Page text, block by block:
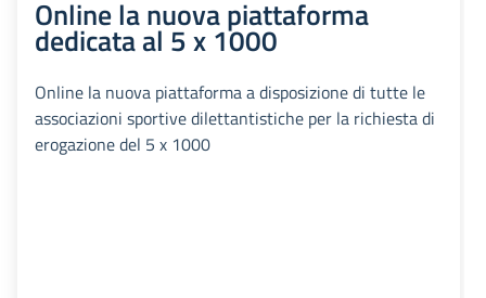
Online la nuova piattaforma
dedicata al 5 x 1000
Online la nuova piattaforma a disposizione di tutte le
associazioni sportive dilettantistiche per la richiesta di
erogazione del 5 x 1000